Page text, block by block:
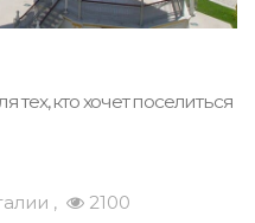
кто хочет поселиться
2100